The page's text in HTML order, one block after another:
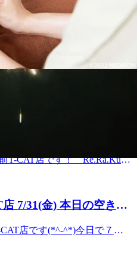
T-CAT店です！ Re.Ra.Kuで
し、筋肉に負担をかけず独
疲れにくい体をつくるために
本日の空き情報はこちら◎
16：00～1名様 17：00～2
だけではなく再来店の方にも
○・● ・○・●・○▽営業時
す。道なりに直進して、左
▽最寄り駅東京メトロ半蔵門
より徒歩8分 ●・○・●・○・
料特典プレゼント♪LINE限
ております☆ ●・○・●・○・
8/４(火) 今夜の空き状
しょうか。そんな日は、深い
でからだを動かしてみてはい
日を送っていきましょう!本
2名様 19:30～2名様ご案内
再来店の方にもお得なクー
まのご来店をRe.Ra.Ku水天
待ちしております (^-^) ●・
○ ●営業時間 【平日】
天宮前駅”から“シティエ
T-CAT店です！ Re.Ra.Kuで
疲れにくい体をつくるために
♪本日の空き情報はこちら◎
19：00～1名様ご案内可能
ご来店をRe.Ra.Ku水天宮前
待ちしております (^-^) ●・
7/31(金) 本日の空き状
店です(*^-^*)今日で７月
明日都内では板橋花火大会が